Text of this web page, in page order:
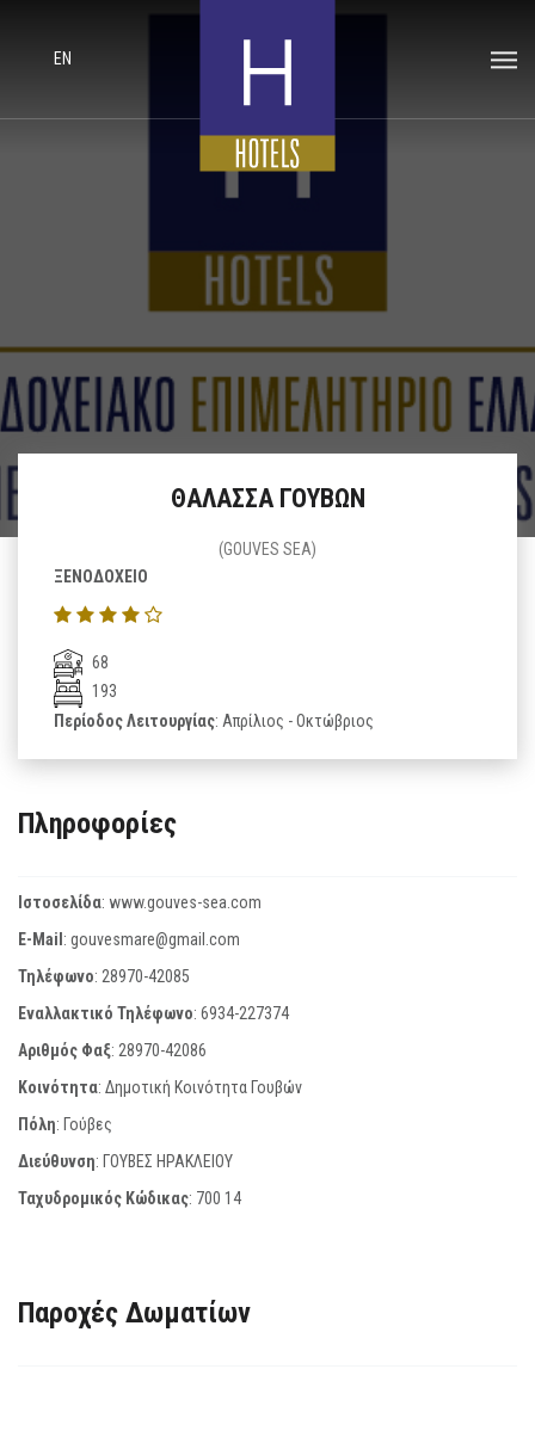
EN
ΘΑΛΑΣΣΑ ΓΟΥΒΩΝ
(GOUVES SEA)
ΞΕΝΟΔΟΧΕΙΟ
68
193
Περίοδος Λειτουργίας: Απρίλιος - Οκτώβριος
Πληροφορίες
Ιστοσελίδα: www.gouves-sea.com
E-Mail: gouvesmare@gmail.com
Τηλέφωνο: 28970-42085
Εναλλακτικό Τηλέφωνο: 6934-227374
Αριθμός Φαξ: 28970-42086
Κοινότητα: Δημοτική Κοινότητα Γουβών
Πόλη: Γούβες
Διεύθυνση: ΓΟΥΒΕΣ ΗΡΑΚΛΕΙΟΥ
Ταχυδρομικός Κώδικας: 700 14
Παροχές Δωματίων